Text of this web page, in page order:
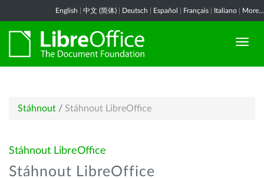
English 中文 (简体) Deutsch Español Français Italiano More...
Stáhnout / Stáhnout LibreOffice
Stáhnout LibreOffice
Stáhnout LibreOffice